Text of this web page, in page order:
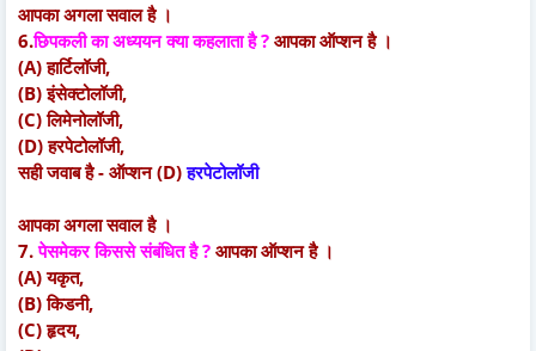
आपका अगला सवाल है ।
6.छिपकली का अध्ययन क्या कहलाता है ? आपका ऑप्शन है ।
(A) हार्टिलॉजी,
(B) इंसेक्टोलॉजी,
(C) लिमेनोलॉजी,
(D) हरपेटोलॉजी,
सही जवाब है - ऑप्शन (D)हरपेटोलॉजी
आपका अगला सवाल है ।
7.पेसमेकर किससे संबंधित है ? आपका ऑप्शन है ।
(A) यकृत,
(B) किडनी,
(C) हृदय,